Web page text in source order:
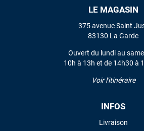
LE MAGASIN
375 avenue Saint
83130 La Garde
Ouvert du lundi au
10h à 13h et de 14h30 à
Voir l'itinéraire
INFOS
Livraison
VOIR TOUS LES